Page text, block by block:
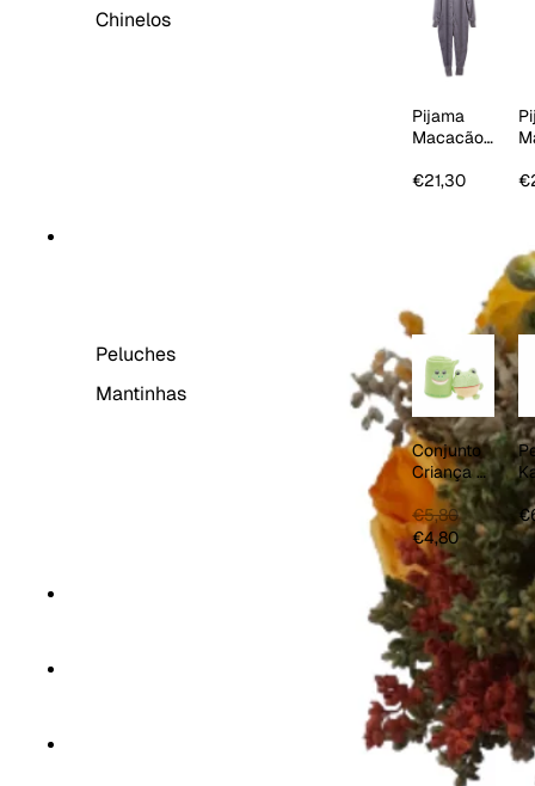
Chinelos
Pijama
Macacão
€21,30
Peluches
Mantinhas
Conjunto
Criança 2
PCS
€5,80
€4,80